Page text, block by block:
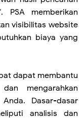
PSA memberikan
visibilitas website
biaya yang
dapat membantu
mengarahkan
Dasar-dasar
analisis dan